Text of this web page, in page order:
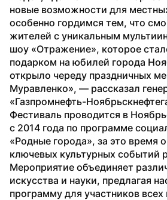
новые возможности для
особенно гордимся тем, что
жителей с уникальным
шоу «Отражение», которое
подарком на юбилей города
открыло череду праздничных
Муравленко», — рассказал
«Газпромнефть-
Фестиваль проводится в
с 2014 года по программе
«Родные города», за это время
ключевых культурных событий
Мероприятие объединяет
искусства и науки, предлагая
программу для участников всех